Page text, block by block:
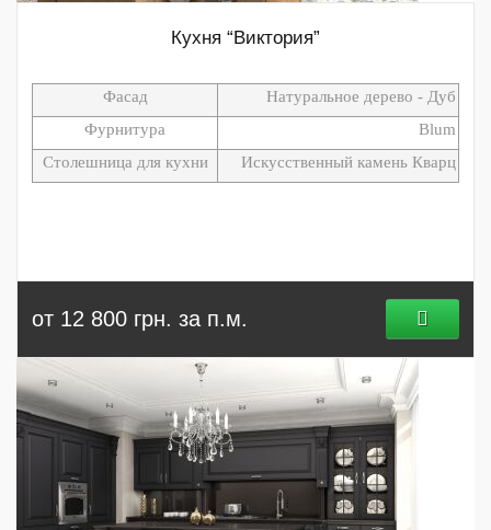
Кухня “Виктория”
от 12 800 грн. за п.м.
Фасад
Натуральное дерево - Дуб
Фурнитура
Blum
Столешница для кухни
Искусственный камень Кварц